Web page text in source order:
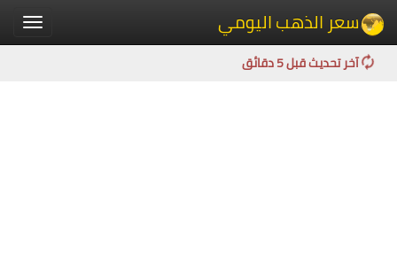
Toggle سعر الذهب اليومي
آخر تحديث قبل 5 دقائق